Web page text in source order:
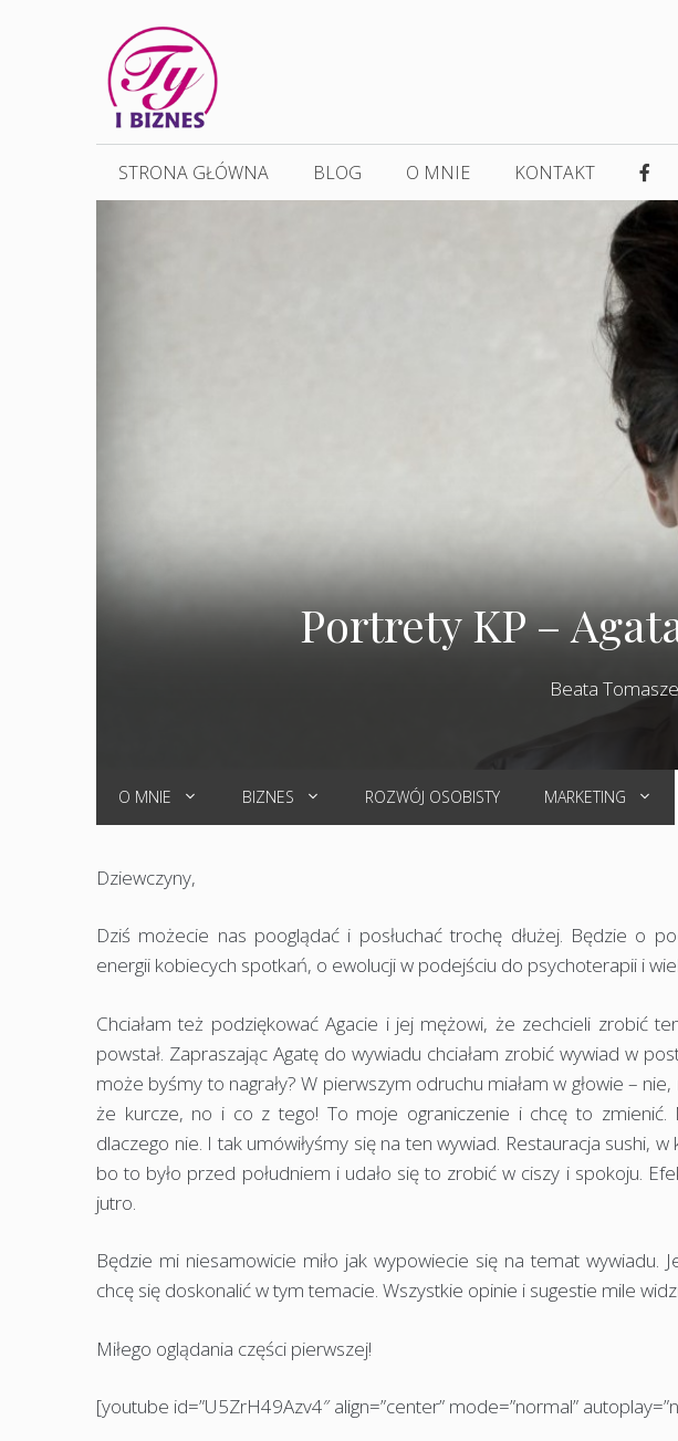
STRONA GŁÓWNA BLOG O MNIE KONTAKT
Portrety KP –
Beata
O MNIE BIZNES ROZWÓJ OSOBISTY MARKETING
Dziewczyny,
Dziś możecie nas pooglądać i posłuchać trochę dłużej. Będzie o
energii kobiecych spotkań, o ewolucji w podejściu do psychoterapii i
Chciałam też podziękować Agacie i jej mężowi, że zechcieli zrobić
powstał. Zapraszając Agatę do wywiadu chciałam zrobić wywiad w
może byśmy to nagrały? W pierwszym odruchu miałam w głowie –
że kurcze, no i co z tego! To moje ograniczenie i chcę to zmienić.
dlaczego nie. I tak umówiłyśmy się na ten wywiad. Restauracja sushi,
bo to było przed południem i udało się to zrobić w ciszy i spokoju.
jutro.
Będzie mi niesamowicie miło jak wypowiecie się na temat wywiadu.
chcę się doskonalić w tym temacie. Wszystkie opinie i sugestie mile
Miłego oglądania części pierwszej!
[youtube id=”U5ZrH49Azv4″ align=”center” mode=”normal”